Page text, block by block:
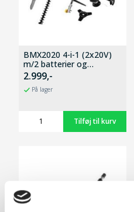
BMX2020 4-i-1 (2x20V)
m/2 batterier og
hurtiglader
2.999,-
På lager